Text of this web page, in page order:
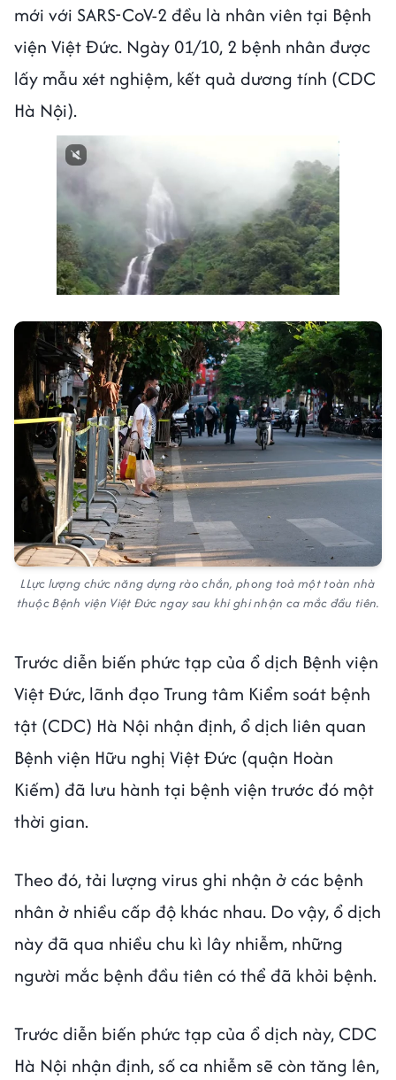
mới với SARS-CoV-2 đều là nhân viên tại Bệnh
viện Việt Đức. Ngày 01/10, 2 bệnh nhân được
lấy mẫu xét nghiệm, kết quả dương tính (CDC
Hà Nội).
Next video in 1 Cancel
LLực lượng chức năng dựng rào chắn, phong toả một toàn nhà
thuộc Bệnh viện Việt Đức ngay sau khi ghi nhận ca mắc đầu tiên.
Trước diễn biến phức tạp của ổ dịch Bệnh viện
Việt Đức, lãnh đạo Trung tâm Kiểm soát bệnh
tật (CDC) Hà Nội nhận định, ổ dịch liên quan
Bệnh viện Hữu nghị Việt Đức (quận Hoàn
Kiếm) đã lưu hành tại bệnh viện trước đó một
thời gian.
Theo đó, tải lượng virus ghi nhận ở các bệnh
nhân ở nhiều cấp độ khác nhau. Do vậy, ổ dịch
này đã qua nhiều chu kì lây nhiễm, những
người mắc bệnh đầu tiên có thể đã khỏi bệnh.
Trước diễn biến phức tạp của ổ dịch này, CDC
Hà Nội nhận định, số ca nhiễm sẽ còn tăng lên,